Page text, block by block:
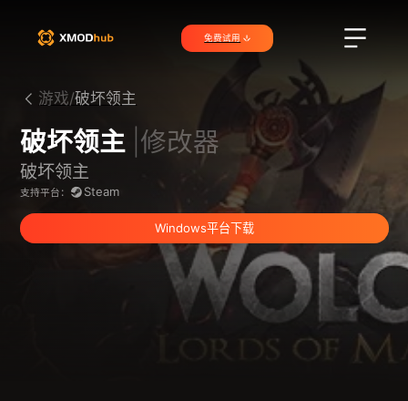
免费试用
游戏/破坏领主
破坏领主 |修改器
破坏领主
支持平台： Steam
Windows平台下载